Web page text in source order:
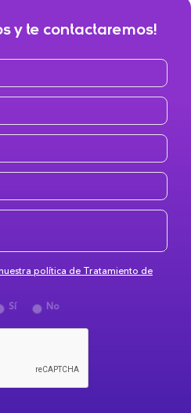
y te contactaremos!
política de Tratamiento de
Sí No